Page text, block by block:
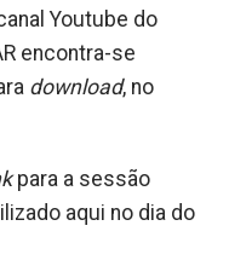
Youtube do
encontra-se
download, no
para a sessão
aqui no dia do